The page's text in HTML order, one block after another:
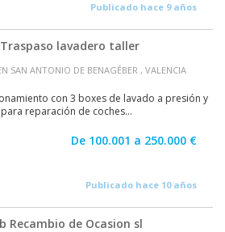
Publicado hace 9 años
lavadero taller
SAN ANTONIO DE BENAGÉBER , VALENCIA
con 3 boxes de lavado a presión y
reparación de coches...
De 100.001 a 250.000 €
Publicado hace 10 años
Recambio de Ocasion sl